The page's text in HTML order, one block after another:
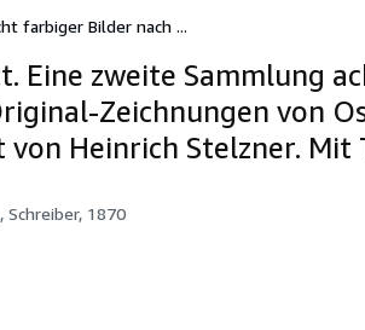
farbiger Bilder nach ...
Eine zweite Sammlung
Zeichnungen von
Heinrich Stelzner. Mit
Schreiber, 1870